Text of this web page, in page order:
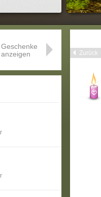
Zurück
Geschenke
anzeigen